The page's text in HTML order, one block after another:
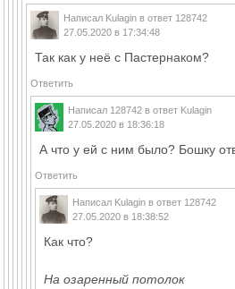
Написал Kulagin в ответ 128742
27.05.2020 в 17:34:48
Так как у неё с Пастернаком?
Ответить
Написал 128742 в ответ Kulagin
27.05.2020 в 18:36:18
А что у ей с ним было? Бошку
Ответить
Написал Kulagin в ответ 128742
27.05.2020 в 18:38:52
Как что?
На озаренный потолок